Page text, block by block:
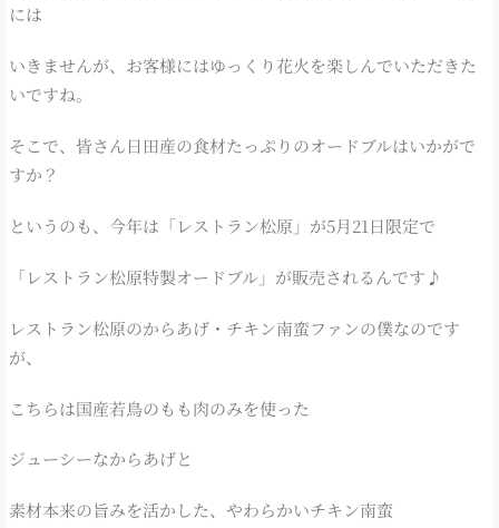
には
いきませんが、お客様にはゆっくり花火を楽しんでいただきた
いですね。
そこで、皆さん日田産の食材たっぷりのオードブルはいかがで
すか？
というのも、今年は「レストラン松原」が5月21日限定で
「レストラン松原特製オードブル」が販売されるんです♪
レストラン松原のからあげ・チキン南蛮ファンの僕なのです
が、
こちらは国産若鳥のもも肉のみを使った
ジューシーなからあげと
素材本来の旨みを活かした、やわらかいチキン南蛮